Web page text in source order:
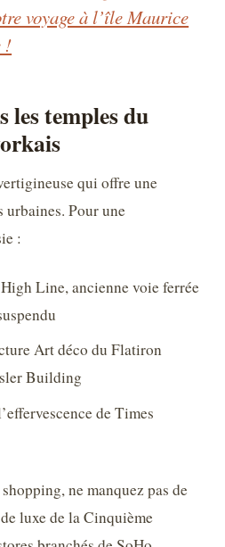
voyage à l’île Maurice
!
les temples du
qui offre une
urbaines. Pour une
:
Line, ancienne voie ferrée
Art déco du Flatiron
Building
de Times
ne manquez pas de
luxe de la Cinquième